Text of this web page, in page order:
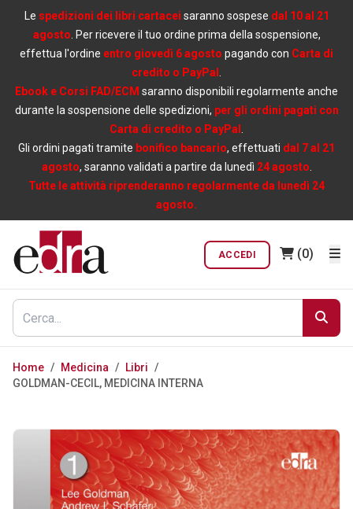
Le spedizioni dei libri cartacei saranno sospese dal 10 al 21
agosto . Per ricevere il tuo ordine prima della sospensione,
effettua l'ordine entro giovedì 6 agosto pagando con Carta di
credito o PayPal
Ebook e Corsi FAD/ECM saranno disponibili regolarmente anche
durante la sospensione delle spedizioni, per gli ordini pagati con
Carta di credito o PayPal
Gli ordini pagati tramite bonifico bancario, effettuati dal 7 al 21
agosto, saranno validati a partire da lunedì 24 agosto
Tutte le attività riprenderanno regolarmente da lunedì 24
agosto.
ACCEDI (0)
Home / Medicina / Libri /
GOLDMAN-CECIL, MEDICINA INTERNA